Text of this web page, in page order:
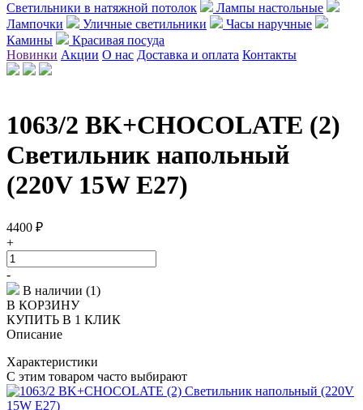
Светильники в натяжной потолок
Лампы настольные
Лампочки
Уличные светильники
Часы наручные
Камины
Красивая посуда
Новинки Акции О нас Доставка и оплата Контакты
1063/2 BK+CHOCOLATE (2)
Светильник напольный
(220V 15W E27)
4400 ₽
+
-
В наличии (1)
В КОРЗИНУ
КУПИТЬ В 1 КЛИК
Описание
Характеристики
С этим товаром часто выбирают